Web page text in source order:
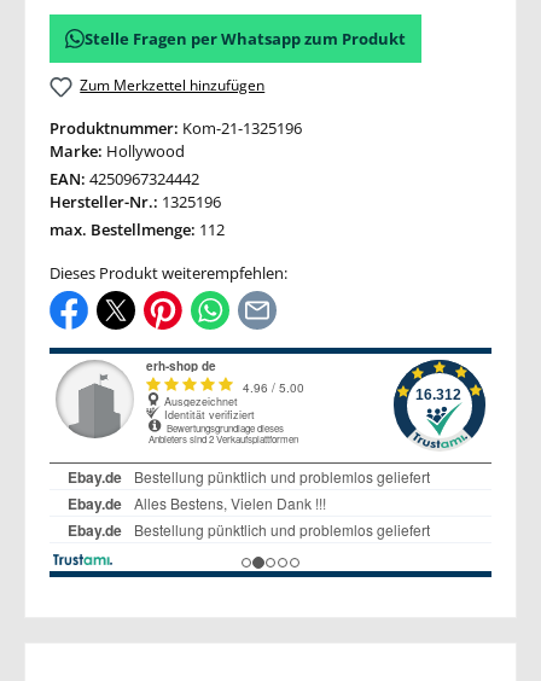
Stelle Fragen per Whatsapp zum Produkt
Zum Merkzettel hinzufügen
Produktnummer: Kom-21-1325196
Marke: Hollywood
EAN: 4250967324442
Hersteller-Nr.: 1325196
max. Bestellmenge: 112
Dieses Produkt weiterempfehlen: